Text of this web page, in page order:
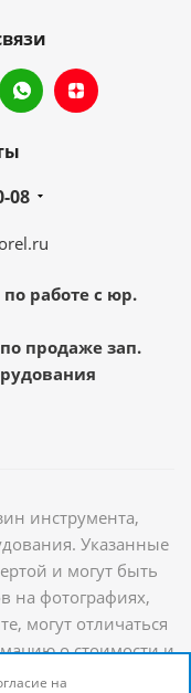
08
работе с юр.
продаже зап.
инструмента,
Указанные
и могут быть
на фотографиях,
могут отличаться
о стоимости и
у наших
на